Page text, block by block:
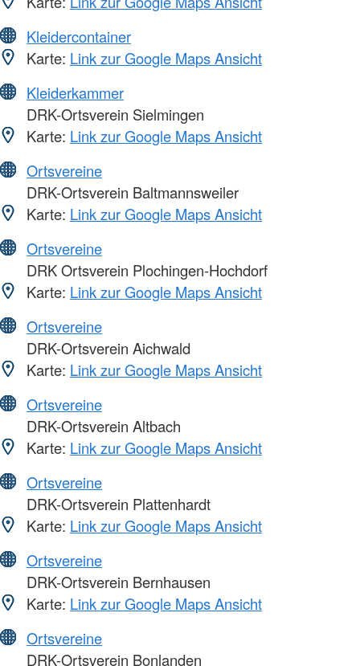
Kleidercontainer
Karte: Link zur Google Maps Ansicht
Kleiderkammer
DRK-Ortsverein Sielmingen
Karte: Link zur Google Maps Ansicht
Ortsvereine
DRK-Ortsverein Baltmannsweiler
Karte: Link zur Google Maps Ansicht
Ortsvereine
DRK Ortsverein Plochingen-Hochdorf
Karte: Link zur Google Maps Ansicht
Ortsvereine
DRK-Ortsverein Aichwald
Karte: Link zur Google Maps Ansicht
Ortsvereine
DRK-Ortsverein Altbach
Karte: Link zur Google Maps Ansicht
Ortsvereine
DRK-Ortsverein Plattenhardt
Karte: Link zur Google Maps Ansicht
Ortsvereine
DRK-Ortsverein Bernhausen
Karte: Link zur Google Maps Ansicht
Ortsvereine
DRK-Ortsverein Bonlanden